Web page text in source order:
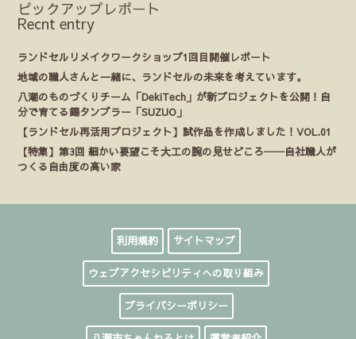
ピックアップレポート
Recnt entry
ランドセルリメイクワークショップ1回目開催レポート
地域の職人さんと一緒に、ランドセルの未来を考えています。
八潮のものづくりチーム「DekiTech」が新プロジェクトを公開！自
分で育てる錫タンブラー「SUZUO」
【ランドセル再活用プロジェクト】試作品を作成しました！VOL.01
【特集】第3回 細かい要望こそ大工の腕の見せどころ──自社職人が
つくる自由度の高い家
利用規約 サイトマップ
ウェブアクセシビリティへの取り組み
プライバシーポリシー